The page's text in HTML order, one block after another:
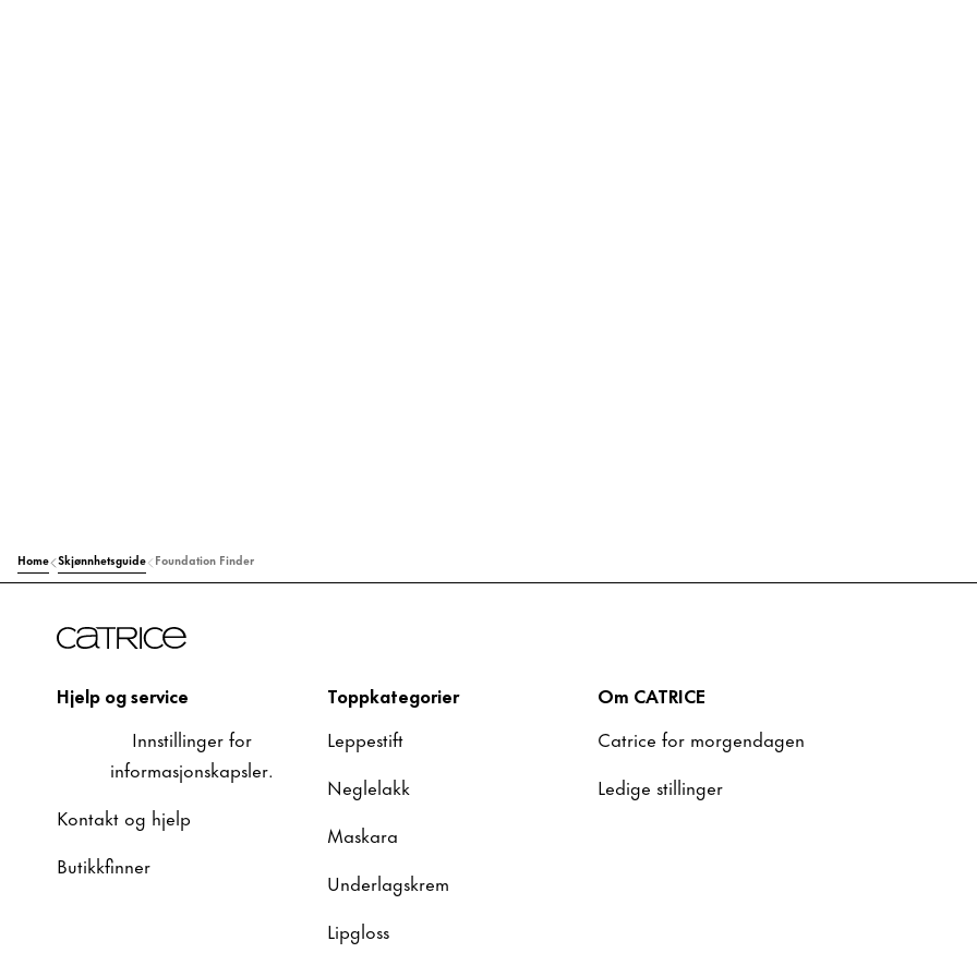
Home Skjønnhetsguide Foundation Finder
Hjelp og service
Innstillinger for
informasjonskapsler.
Kontakt og hjelp
Butikkfinner
Toppkategorier
Leppestift
Neglelakk
Maskara
Underlagskrem
Lipgloss
Om CATRICE
Catrice for morgendagen
Ledige stillinger